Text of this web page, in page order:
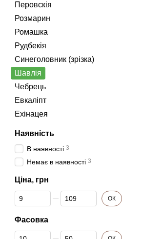
Перовскiя
Розмарин
Ромашка
Рудбекія
Синеголовник (зрізка)
Шавлія
Чебрець
Евкаліпт
Ехінацея
Наявність
В наявності 3
Немає в наявності 3
Ціна, грн
Від Ціна, грн
До Ціна, грн ОК
Фасовка
Від Фасовка
До Фасовка